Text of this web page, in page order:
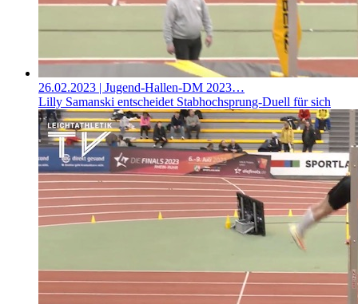
26.02.2023 | Jugend-Hallen-DM 2023…
Lilly Samanski entscheidet Stabhochsprung-Duell für sich